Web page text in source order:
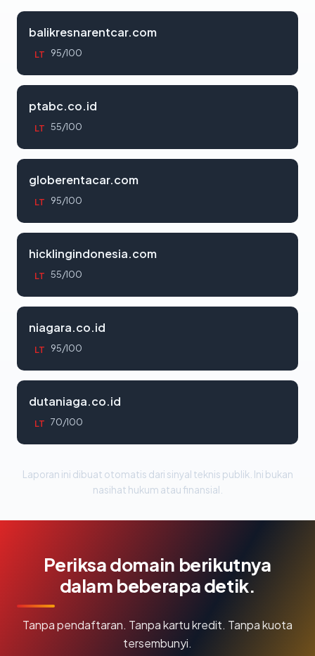
balikresnarentcar.com
LT 95/100
ptabc.co.id
LT 55/100
globerentacar.com
LT 95/100
hicklingindonesia.com
LT 55/100
niagara.co.id
LT 95/100
dutaniaga.co.id
LT 70/100
Laporan ini dibuat otomatis dari sinyal teknis publik. Ini bukan
nasihat hukum atau finansial.
Periksa domain berikutnya
dalam beberapa detik.
Tanpa pendaftaran. Tanpa kartu kredit. Tanpa kuota
tersembunyi.